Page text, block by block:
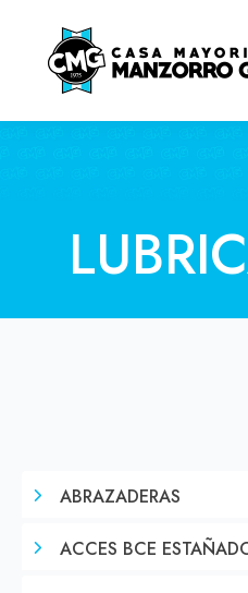
ABRAZADERAS
ACCES BCE